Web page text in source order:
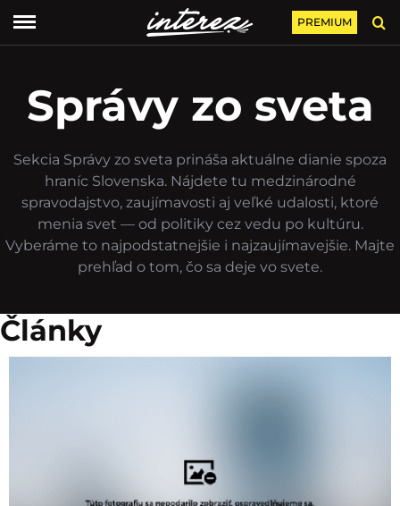
PREMIUM
Správy zo sveta
Sekcia Správy zo sveta prináša aktuálne dianie spoza
hraníc Slovenska. Nájdete tu medzinárodné
spravodajstvo, zaujímavosti aj veľké udalosti, ktoré
menia svet — od politiky cez vedu po kultúru.
Vyberáme to najpodstatnejšie i najzaujímavejšie. Majte
prehľad o tom, čo sa deje vo svete.
Články